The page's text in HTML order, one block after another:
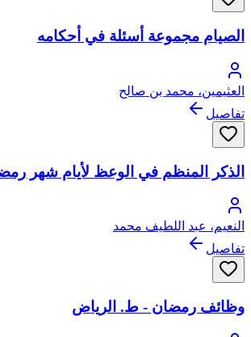
الصيام مجموعة أسئلة في أحكامه
العثيمين، محمد بن صالح
تفاصيل
الذكر المنظم في الوعظ لأيام شهر
النعيم، عبد اللطيف محمد
تفاصيل
وظائف رمضان - ط. الرياض